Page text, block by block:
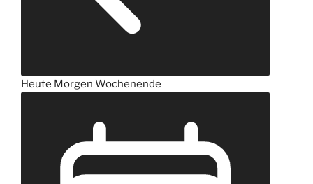
Heute Morgen Wochenende